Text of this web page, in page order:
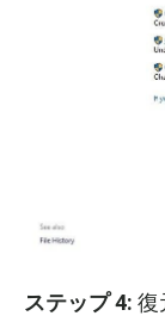
ステップ4: 復